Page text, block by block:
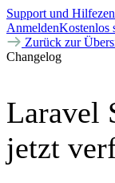
Support und
AnmeldenKostenlos
Zurück zur
Changelog
Laravel
jetzt